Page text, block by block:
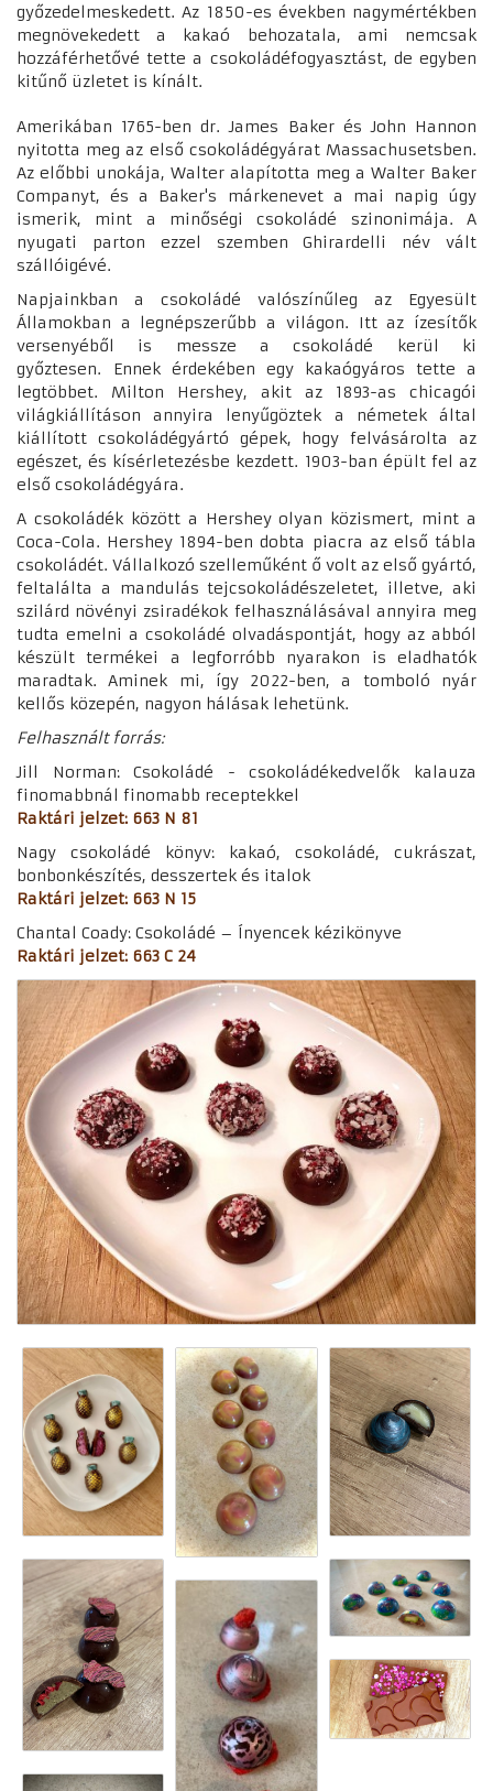
győzedelmeskedett. Az 1850-es években nagymértékben
megnövekedett a kakaó behozatala, ami nemcsak
hozzáférhetővé tette a csokoládéfogyasztást, de egyben
kitűnő üzletet is kínált.
Amerikában 1765-ben dr. James Baker és John Hannon
nyitotta meg az első csokoládégyárat Massachusetsben.
Az előbbi unokája, Walter alapította meg a Walter Baker
Companyt, és a Baker's márkenevet a mai napig úgy
ismerik, mint a minőségi csokoládé szinonimája. A
nyugati parton ezzel szemben Ghirardelli név vált
szállóigévé.
Napjainkban a csokoládé valószínűleg az Egyesült
Államokban a legnépszerűbb a világon. Itt az ízesítők
versenyéből is messze a csokoládé kerül ki
győztesen. Ennek érdekében egy kakaógyáros tette a
legtöbbet. Milton Hershey, akit az 1893-as chicagói
világkiállításon annyira lenyűgöztek a németek által
kiállított csokoládégyártó gépek, hogy felvásárolta az
egészet, és kísérletezésbe kezdett. 1903-ban épült fel az
első csokoládégyára.
A csokoládék között a Hershey olyan közismert, mint a
Coca-Cola. Hershey 1894-ben dobta piacra az első tábla
csokoládét. Vállalkozó szelleműként ő volt az első gyártó,
feltalálta a mandulás tejcsokoládészeletet, illetve, aki
szilárd növényi zsiradékok felhasználásával annyira meg
tudta emelni a csokoládé olvadáspontját, hogy az abból
készült termékei a legforróbb nyarakon is eladhatók
maradtak. Aminek mi, így 2022-ben, a tomboló nyár
kellős közepén, nagyon hálásak lehetünk.
Felhasznált forrás:
Jill Norman: Csokoládé - csokoládékedvelők kalauza
finomabbnál finomabb receptekkel
Raktári jelzet: 663 N 81
Nagy csokoládé könyv: kakaó, csokoládé, cukrászat,
bonbonkészítés, desszertek és italok
Raktári jelzet: 663 N 15
Chantal Coady: Csokoládé – Ínyencek kézikönyve
Raktári jelzet: 663 C 24